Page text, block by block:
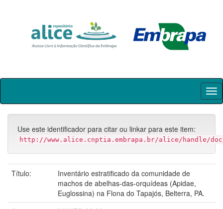
Skip
Use este identificador para citar ou linkar para este item:
http://www.alice.cnptia.embrapa.br/alice/handle/
Título:
Inventário estratificado da comunidade de
machos de abelhas-das-orquídeas (Apidae,
Euglossina) na Flona do Tapajós, Belterra, PA.